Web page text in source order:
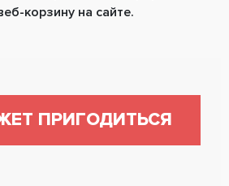
корзину на сайте.
ПРИГОДИТЬСЯ